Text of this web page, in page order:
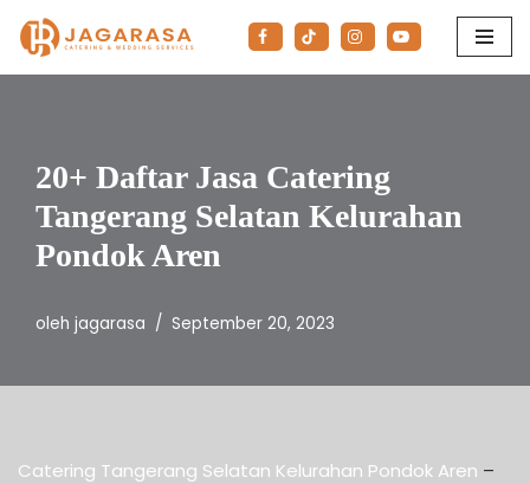
Lompat
20+ Daftar Jasa Catering
Tangerang Selatan Kelurahan
Pondok Aren
oleh jagarasa September 20, 2023
Catering Tangerang Selatan Kelurahan Pondok Aren –